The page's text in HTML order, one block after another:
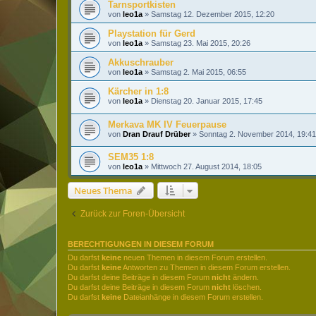
Tarnsportkisten
von leo1a » Samstag 12. Dezember 2015, 12:20
Playstation für Gerd
von leo1a » Samstag 23. Mai 2015, 20:26
Akkuschrauber
von leo1a » Samstag 2. Mai 2015, 06:55
Kärcher in 1:8
von leo1a » Dienstag 20. Januar 2015, 17:45
Merkava MK IV Feuerpause
von Dran Drauf Drüber» Sonntag 2. November 2014, 19:41
SEM35 1:8
von leo1a » Mittwoch 27. August 2014, 18:05
Neues Thema
Zurück zur Foren-Übersicht
BERECHTIGUNGEN IN DIESEM FORUM
Du darfst keine neuen Themen in diesem Forum erstellen.
Du darfst keineAntworten zu Themen in diesem Forum erstellen.
Du darfst deine Beiträge in diesem Forum nicht ändern.
Du darfst deine Beiträge in diesem Forum nicht löschen.
Du darfst keine Dateianhänge in diesem Forum erstellen.